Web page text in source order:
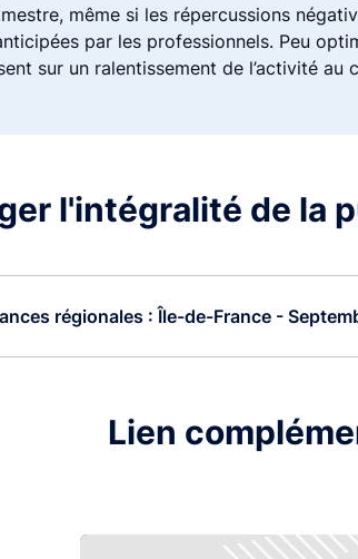
même si les répercussions
par les professionnels. Peu
sur un ralentissement de l’activité au
l'intégralité de la
régionales : Île-de-France -
Lien